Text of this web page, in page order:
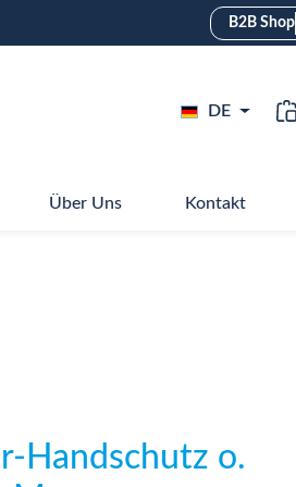
B2B Shop
DE
Über Uns Kontakt
Handschutz o.